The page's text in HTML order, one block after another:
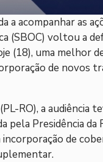
a acompanhar as
(SBOC) voltou a
(18), uma melhor
de novos
RO), a audiência
pela Presidência
de